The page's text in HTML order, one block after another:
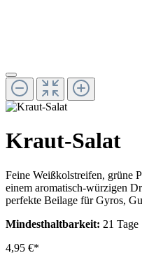
Kraut-Salat
Feine Weißkolstreifen, grüne
einem aromatisch-würzigen
perfekte Beilage für Gyros,
Mindesthaltbarkeit: 21 Tage
4,95 €*